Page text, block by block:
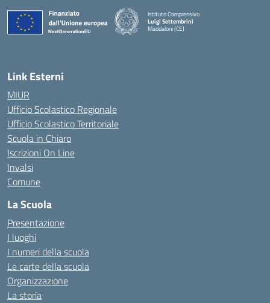
Istituto Comprensivo
Luigi Settembrini
Maddaloni (CE)
Link Esterni
MIUR
Ufficio Scolastico Regionale
Ufficio Scolastico Territoriale
Scuola in Chiaro
Iscrizioni On Line
Invalsi
Comune
La Scuola
Presentazione
I luoghi
I numeri della scuola
Le carte della scuola
Organizzazione
La storia